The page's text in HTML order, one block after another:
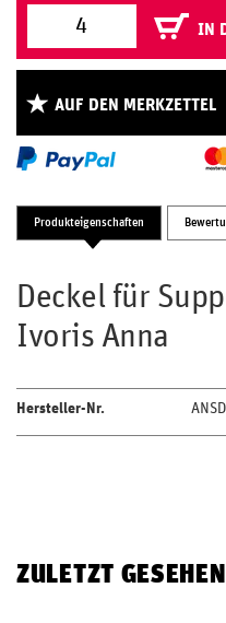
IN
AUF DEN MERKZETTEL
Produkteigenschaften
Deckel für
Ivoris Anna
Hersteller-Nr.
ZULETZT GESEHEN